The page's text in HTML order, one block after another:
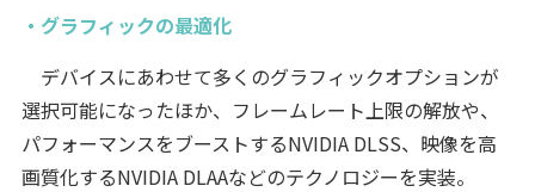
・グラフィックの最適化
デバイスにあわせて多くのグラフィックオプションが
選択可能になったほか、フレームレート上限の解放や、
パフォーマンスをブーストするNVIDIA DLSS、映像を高
画質化するNVIDIA DLAAなどのテクノロジーを実装。